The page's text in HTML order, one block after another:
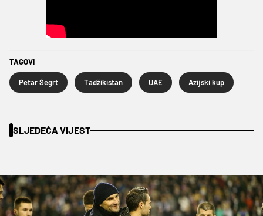
TAGOVI
Petar Šegrt Tadžikistan UAE Azijski kup
SLJEDEĆA VIJEST